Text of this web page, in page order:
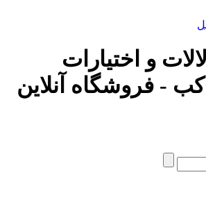
و اختیارات
- فروشگاه آنلاین